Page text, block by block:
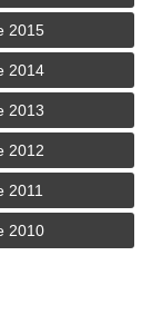
2015
2014
2013
2012
2011
2010